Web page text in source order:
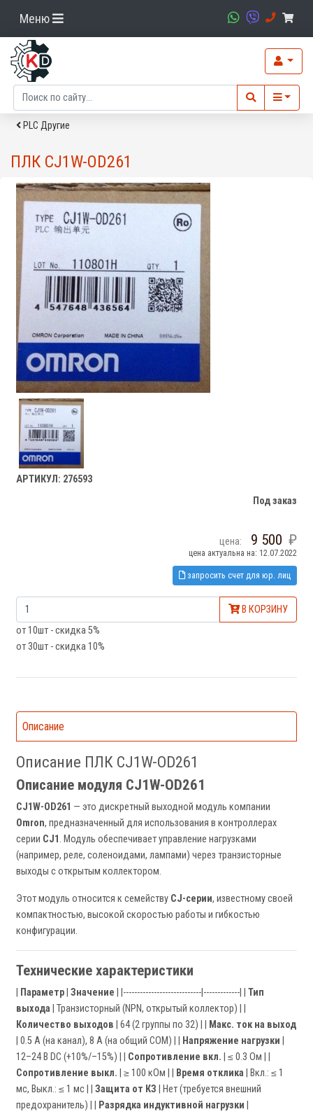
Меню
PLC Другие
ПЛК CJ1W-OD261
АРТИКУЛ: 276593
Под заказ
цена: 9 500
цена актуальна на: 12.07.2022
запросить счет для юр. лиц
В КОРЗИНУ
от 10шт - скидка 5%
от 30шт - скидка 10%
Описание
Описание ПЛК CJ1W-OD261
Описание модуля CJ1W-OD261
CJ1W-OD261 — это дискретный выходной модуль компании
Omron, предназначенный для использования в контроллерах
серии CJ1 . Модуль обеспечивает управление нагрузками
(например, реле, соленоидами, лампами) через транзисторные
выходы с открытым коллектором.
Этот модуль относится к семейству CJ-серии, известному своей
компактностью, высокой скоростью работы и гибкостью
конфигурации.
Технические характеристики
Параметр Значение | |----------------------------|-------------| | Тип
выхода | Транзисторный (NPN, открытый коллектор) | |
Количество выходов | 64 (2 группы по 32) | |
Макс. ток на выход
| 0.5 А (на канал), 8 А (на общий COM) | |
Напряжение нагрузки
12–24 В DC (+10%/–15%) | | Сопротивление вкл. | ≤ 0.3 Ом | |
Сопротивление выкл. | ≥ 100 кОм | | Время отклика | Вкл.: ≤ 1
мс, Выкл.: ≤ 1 мс | | Защита от КЗ | Нет (требуется внешний
предохранитель) | |
Разрядка индуктивной нагрузки